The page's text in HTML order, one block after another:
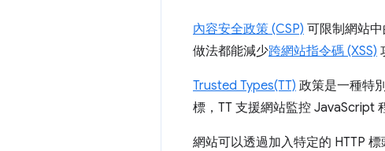
內容安全政策 (CSP) 可限制網站
做法都能減少跨網站指令碼 (XSS)
Trusted Types(TT) 政策是一種特
標，TT 支援網站監控 JavaScript
網站可以透過加入特定的 HTTP